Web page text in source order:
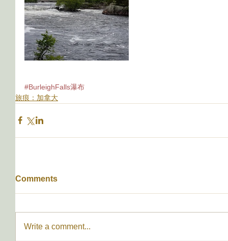
#BurleighFalls瀑布
旅痕：加拿大
Comments
Write a comment...